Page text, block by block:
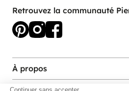
Retrouvez la communauté
À propos